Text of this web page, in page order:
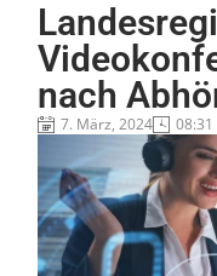
nach
7. März, 2024 08:31